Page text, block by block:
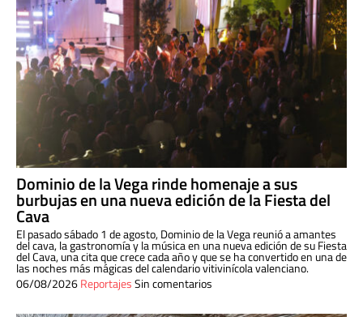
Dominio de la Vega rinde homenaje a sus
burbujas en una nueva edición de la Fiesta del
Cava
El pasado sábado 1 de agosto, Dominio de la Vega reunió a amantes
del cava, la gastronomía y la música en una nueva edición de su Fiesta
del Cava, una cita que crece cada año y que se ha convertido en una de
las noches más mágicas del calendario vitivinícola valenciano.
06/08/2026ReportajesSin comentarios